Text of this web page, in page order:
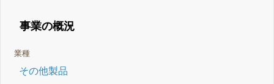
事業の概況
業種
その他製品